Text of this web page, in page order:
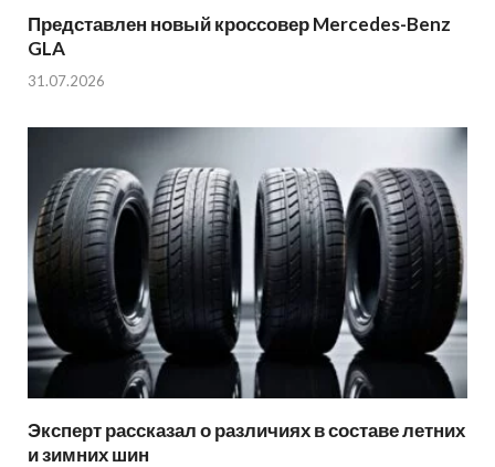
Представлен новый кроссовер Mercedes-Benz
GLA
31.07.2026
Эксперт рассказал о различиях в составе летних
и зимних шин